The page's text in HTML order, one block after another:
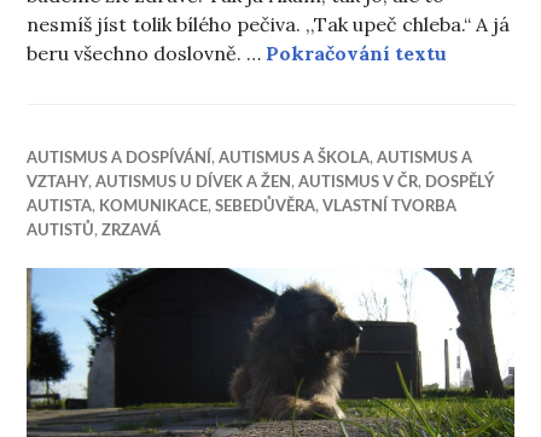
nesmíš jíst tolik bílého pečiva. ,,Tak upeč chleba.“ A já
beru všechno doslovně. … Pokračování textu
AUTISMUS A DOSPÍVÁNÍ ,AUTISMUS A ŠKOLA,AUTISMUS A
VZTAHY,AUTISMUS U DÍVEK A ŽEN ,AUTISMUS V ČR, DOSPĚLÝ
AUTISTA, KOMUNIKACE,SEBEDŮVĚRA,VLASTNÍ TVORBA
AUTISTŮ,ZRZAVÁ